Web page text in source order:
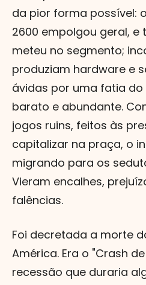
da pior forma possível:
2600 empolgou geral, e
meteu no segmento;
produziam hardware e
ávidas por uma fatia do
barato e abundante.
jogos ruins, feitos às
capitalizar na praça, o
migrando para os
Vieram encalhes,
falências.
Foi decretada a morte
América. Era o "Crash
recessão que duraria